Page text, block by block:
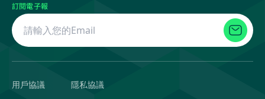
訂閱電子報
用戶協議 隱私協議